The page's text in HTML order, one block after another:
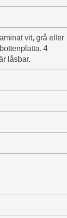
vit, grå eller
4
låsbar.